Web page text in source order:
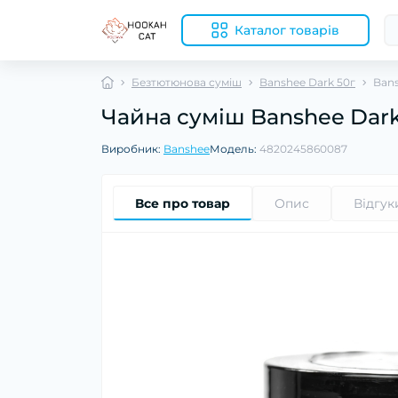
Каталог товарів
Безтютюнова суміш Banshee Dark 50г
Чайна суміш Banshee
Виробник: BansheeМодель: 4820245860087
Все про товар Опис